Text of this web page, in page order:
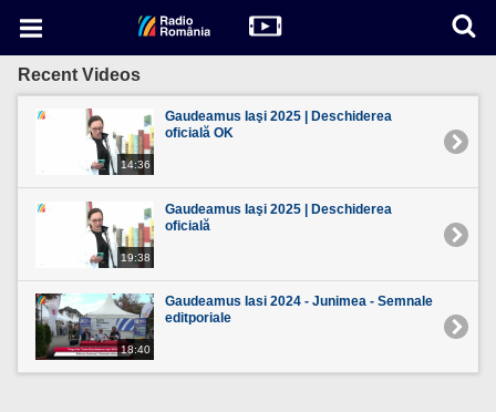
Recent Videos
14:36
Gaudeamus Iaşi 2025 | Deschiderea
oficială OK
19:38
Gaudeamus Iaşi 2025 | Deschiderea
oficială
18:40
Gaudeamus Iasi 2024 - Junimea - Semnale
editporiale